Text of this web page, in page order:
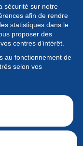
sécurité sur notre
afin de rendre
statistiques dans le
proposer des
centres d’intérêt.
au fonctionnement de
selon vos